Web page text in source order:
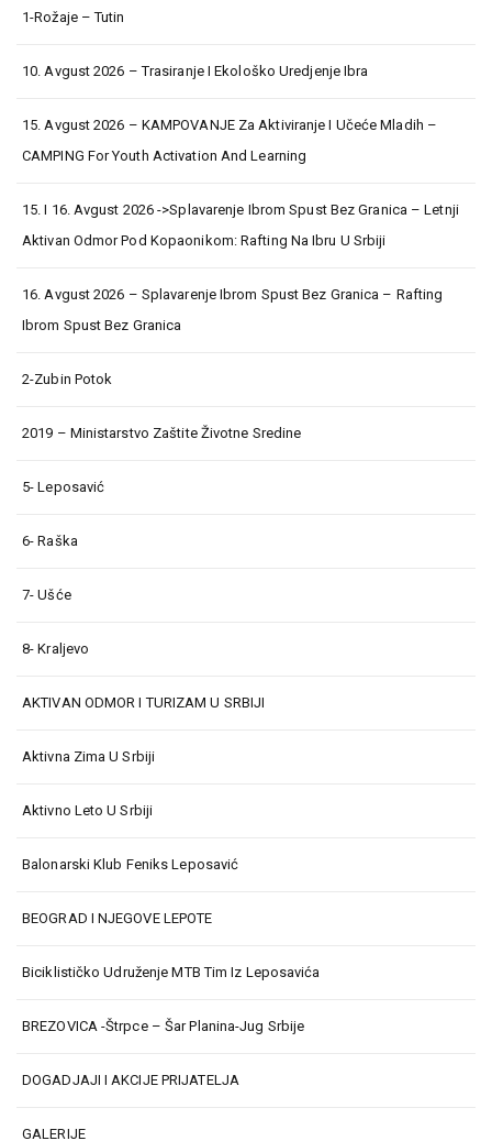
1-Rožaje – Tutin
10. Avgust 2026 – Trasiranje I Ekološko Uredjenje Ibra
15. Avgust 2026 – KAMPOVANJE Za Aktiviranje I Učeće Mladih –
CAMPING For Youth Activation And Learning
15. I 16. Avgust 2026 ->Splavarenje Ibrom Spust Bez Granica – Letnji
Aktivan Odmor Pod Kopaonikom: Rafting Na Ibru U Srbiji
16. Avgust 2026 – Splavarenje Ibrom Spust Bez Granica – Rafting
Ibrom Spust Bez Granica
2-Zubin Potok
2019 – Ministarstvo Zaštite Životne Sredine
5- Leposavić
6- Raška
7- Ušće
8- Kraljevo
AKTIVAN ODMOR I TURIZAM U SRBIJI
Aktivna Zima U Srbiji
Aktivno Leto U Srbiji
Balonarski Klub Feniks Leposavić
BEOGRAD I NJEGOVE LEPOTE
Biciklističko Udruženje MTB Tim Iz Leposavića
BREZOVICA -Štrpce – Šar Planina-Jug Srbije
DOGADJAJI I AKCIJE PRIJATELJA
GALERIJE